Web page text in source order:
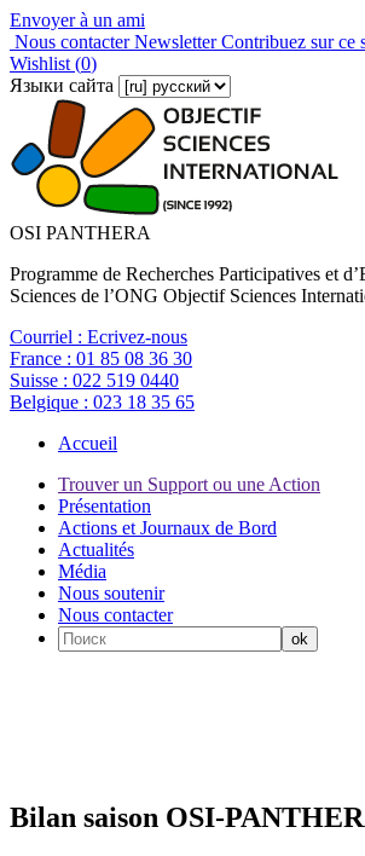
Envoyer à un ami
Nous contacterNewsletterContribuez sur ce
Wishlist (0)
Языки сайта
OSI PANTHERA
Programme de Recherches Participatives et
Sciences de l’ONG Objectif Sciences
Courriel : Ecrivez-nous
France : 01 85 08 36 30
Suisse : 022 519 0440
Belgique : 023 18 35 65
Accueil
Trouver un Support ou une Action
Présentation
Actions et Journaux de Bord
Actualités
Média
Nous soutenir
Nous contacter
Bilan saison OSI-